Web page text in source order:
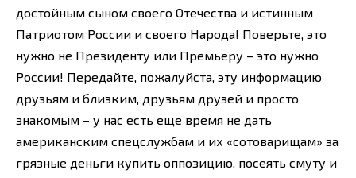
достойным сыном своего Отечества и истинным
Патриотом России и своего Народа! Поверьте, это
нужно не Президенту или Премьеру – это нужно
России! Передайте, пожалуйста, эту информацию
друзьям и близким, друзьям друзей и просто
знакомым – у нас есть еще время не дать
американским спецслужбам и их «сотоварищам» за
грязные деньги купить оппозицию, посеять смуту и